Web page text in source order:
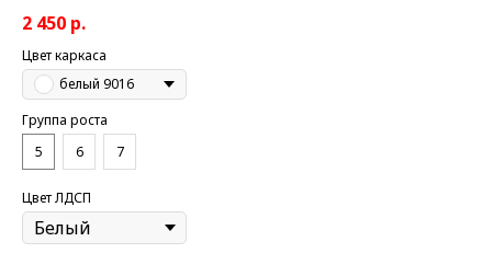
2 450 р.
Цвет каркаса
белый 9016
Группа роста
5
6 7
Цвет ЛДСП